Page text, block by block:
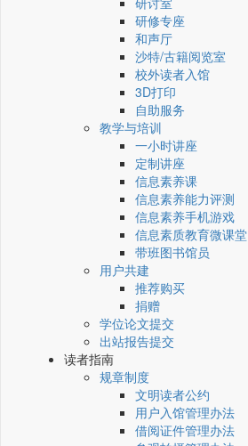
研修专座
和声厅
沙特/古籍阅览室
校外读者入馆
3D打印
自助服务
教学与培训
一小时讲座
定制讲座
信息素养课
信息素养能力评测
信息素养手机游戏
信息素质教育微课堂
带班图书馆员
用户共建
推荐购买
捐赠
学位论文提交
出站报告提交
读者指南
规章制度
文明读者公约
用户入馆管理办法
借阅证件管理办法